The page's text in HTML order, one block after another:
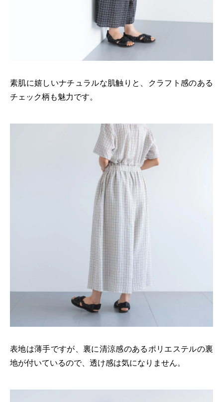
素肌に嬉しいナチュラルな肌触りと、クラフト感のある
チェック柄も魅力です。
表地は薄手ですが、裏に清涼感のあるポリエステルの裏
地が付いているので、透け感は気になりません。